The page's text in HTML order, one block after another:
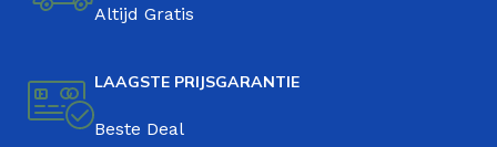
Altijd Gratis
LAAGSTE PRIJSGARANTIE
Beste Deal